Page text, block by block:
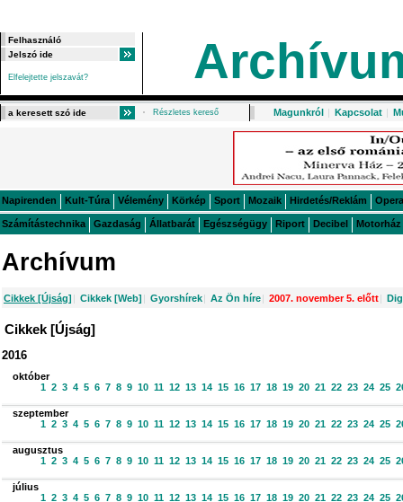
Elfelejtette jelszavát?
Részletes kereső Magunkról | Kapcsolat |
Napirenden Kult-Túra Vélemény Körkép Sport Mozaik Hirdetés/Reklám Opera
Számítástechnika Gazdaság Állatbarát Egészségügy Riport Decibel Motorház
Archívum
Cikkek [Újság] | Cikkek [Web] | Gyorshírek| Az Ön híre| 2007. november 5. előtt|
Cikkek [Újság]
2016
október
1 2 3 4 5 6 7 8 9 10 11 12 13 14 15 16 17 18 19 20 21 22 23 24 25
szeptember
1 2 3 4 5 6 7 8 9 10 11 12 13 14 15 16 17 18 19 20 21 22 23 24 25
augusztus
1 2 3 4 5 6 7 8 9 10 11 12 13 14 15 16 17 18 19 20 21 22 23 24 25
július
1 2 3 4 5 6 7 8 9 10 11 12 13 14 15 16 17 18 19 20 21 22 23 24 25